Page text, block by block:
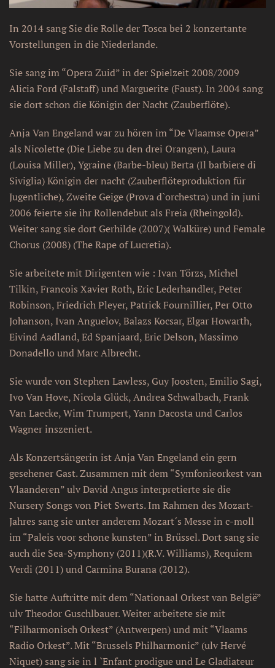
In 2014 sang Sie die Rolle der Tosca bei 2 konzertante
Vorstellungen in die Niederlande.
Sie sang im “Opera Zuid” in der Spielzeit 2008/2009
Alicia Ford (Falstaff) und Marguerite (Faust). In 2004 sang
sie dort schon die Königin der Nacht (Zauberflöte).
Anja Van Engeland war zu hören im “De Vlaamse Opera”
als Nicolette (Die Liebe zu den drei Orangen), Laura
(Louisa Miller), Ygraine (Barbe-bleu) Berta (Il barbiere di
Siviglia) Königin der nacht (Zauberflöteproduktion für
Jugentliche), Zweite Geige (Prova d`orchestra) und in juni
2006 feierte sie ihr Rollendebut als Freia (Rheingold).
Weiter sang sie dort Gerhilde (2007)( Walküre) und Female
Chorus (2008) (The Rape of Lucretia).
Sie arbeitete mit Dirigenten wie : Ivan Törzs, Michel
Tilkin, Francois Xavier Roth, Eric Lederhandler, Peter
Robinson, Friedrich Pleyer, Patrick Fournillier, Per Otto
Johanson, Ivan Anguelov, Balazs Kocsar, Elgar Howarth,
Eivind Aadland, Ed Spanjaard, Eric Delson, Massimo
Donadello und Marc Albrecht.
Sie wurde von Stephen Lawless, Guy Joosten, Emilio Sagi,
Ivo Van Hove, Nicola Glück, Andrea Schwalbach, Frank
Van Laecke, Wim Trumpert, Yann Dacosta und Carlos
Wagner inszeniert.
Als Konzertsängerin ist Anja Van Engeland ein gern
gesehener Gast. Zusammen mit dem “Symfonieorkest van
Vlaanderen” ulv David Angus interpretierte sie die
Nursery Songs von Piet Swerts. Im Rahmen des Mozart-
Jahres sang sie unter anderem Mozart´s Messe in c-moll
im “Paleis voor schone kunsten” in Brüssel. Dort sang sie
auch die Sea-Symphony (2011)(R.V. Williams), Requiem
Verdi (2011) und Carmina Burana (2012).
Sie hatte Auftritte mit dem “Nationaal Orkest van België”
ulv Theodor Guschlbauer. Weiter arbeitete sie mit
“Filharmonisch Orkest” (Antwerpen) und mit “Vlaams
Radio Orkest”. Mit “Brussels Philharmonic” (ulv Hervé
Niquet) sang sie in l `Enfant prodigue und Le Gladiateur